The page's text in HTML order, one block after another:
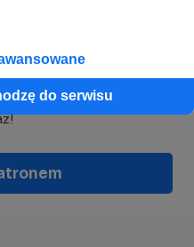
do serwisu
Patronów!
Latika Opalińska